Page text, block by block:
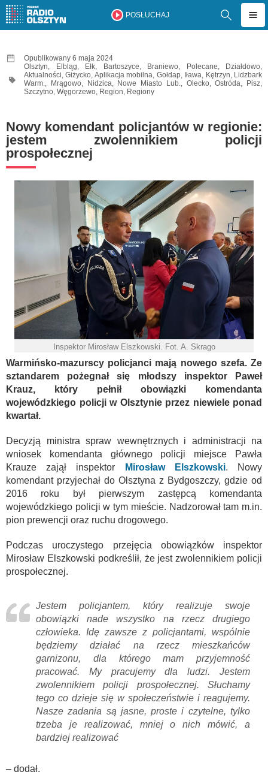
POSŁUCHAJ
Opublikowany 6 maja 2024
Olsztyn, Elbląg, Ełk, Bartoszyce, Braniewo, Polecane, Działdowo,
Aktualności,Giżycko, Aplikacja mobilna, Gołdap, Iława, Kętrzyn, Lidzbark
Warm., Mrągowo, Nidzica, Nowe Miasto Lub., Olecko,Ostróda, Pisz,
Szczytno, Węgorzewo, Region, Regiony
Nowy komendant policjantów w regionie:
jestem zwolennikiem policji
prospołecznej
Inspektor Mirosław Elszkowski. Fot. A. Skrago
Warmińsko-mazurscy policjanci mają nowego szefa. Ze
sztandarem pożegnał się młodszy inspektor Paweł
Krauz, który pełnił obowiązki komendanta
wojewódzkiego policji w Olsztynie przez niewiele ponad
kwartał.
Decyzją ministra spraw wewnętrznych i administracji na
wniosek komendanta głównego policji miejsce Pawła
Krauze zajął inspektor
Mirosław Elszkowski. Nowy
komendant przyjechał do Olsztyna z Bydgoszczy, gdzie od
2016 roku był pierwszym zastępcą komendanta
wojewódzkiego policji w tym mieście. Nadzorował tam m.in.
pion prewencji oraz ruchu drogowego.
Podczas uroczystego przejęcia obowiązków inspektor
Mirosław Elszkowski podkreślił, że jest zwolennikiem policji
prospołecznej.
Jestem policjantem, który realizuje swoje
obowiązki nade wszystko na rzecz drugiego
człowieka. Idę zawsze z policjantami, wspólnie
będziemy działać na rzecz mieszkańców
garnizonu, dla którego mam przyjemność
pracować. My pracujemy dla ludzi. Jestem
zwolennikiem policji prospołecznej. Słuchamy
tego co dzieje się w społeczeństwie i reagujemy.
Nasze zadania są jasne, proste i czytelne, tylko
trzeba je realizować, mniej o nich mówić, a
bardziej realizować
– dodał.